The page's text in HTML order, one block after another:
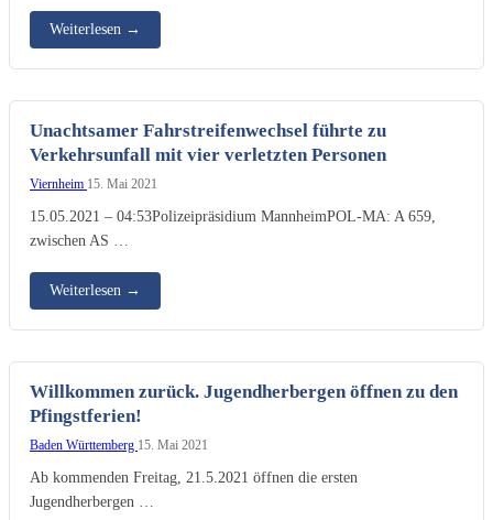
Weiterlesen →
Unachtsamer Fahrstreifenwechsel führte zu
Verkehrsunfall mit vier verletzten Personen
Viernheim 15. Mai 2021
15.05.2021 – 04:53Polizeipräsidium MannheimPOL-MA: A 659,
zwischen AS …
Weiterlesen →
Willkommen zurück. Jugendherbergen öffnen zu den
Pfingstferien!
Baden Württemberg 15. Mai 2021
Ab kommenden Freitag, 21.5.2021 öffnen die ersten
Jugendherbergen …